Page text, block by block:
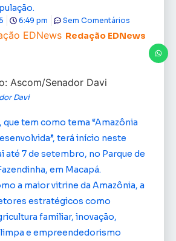
Redação EDNews
6:49 pm Sem Comentários
Davi
que tem como tema “Amazônia
terá início neste
até 7 de setembro, no Parque de
em Macapá.
a maior vitrine da Amazônia, a
estratégicos como
familiar, inovação,
e empreendedorismo